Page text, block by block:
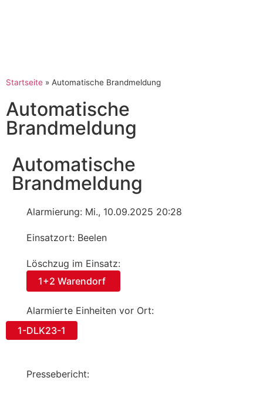
Startseite » Automatische Brandmeldung
Automatische
Brandmeldung
Automatische
Brandmeldung
Alarmierung: Mi., 10.09.2025 20:28
Einsatzort: Beelen
Löschzug im Einsatz:
1+2 Warendorf
Alarmierte Einheiten vor Ort:
1-DLK23-1
Pressebericht: